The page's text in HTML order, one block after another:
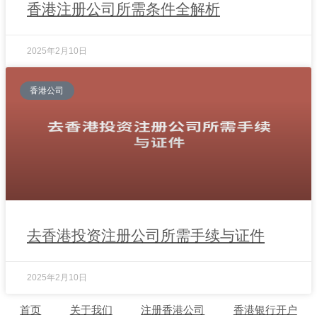
香港注册公司所需条件全解析
2025年2月10日
香港公司
去香港投资注册公司所需手续与证件
2025年2月10日
首页 关于我们 注册香港公司 香港银行开户